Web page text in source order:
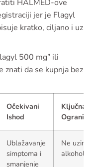
HALMED-ove
jer je Flagyl
kratko, ciljano i uz
500 mg” ili
znati da se kupnja bez
Očekivani
Ishod
Ključna
Ublažavanje
simptoma i
smanjenje
Ne uzimati
alkohol